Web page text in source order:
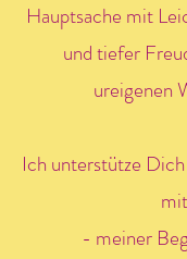
Hauptsache mit
und tiefer
ureigenen
Ich unterstütze
mit
- meiner